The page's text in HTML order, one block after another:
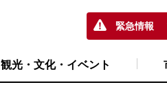
緊急情報
観光・文化・イベント